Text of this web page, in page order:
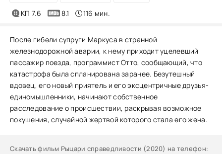
КП 7.6 8.1 116 мин.
После гибели супруги Маркуса в странной
железнодорожной аварии, к нему приходит уцелевший
пассажир поезда, программист Отто, сообщающий, что
катастрофа была спланирована заранее. Безутешный
вдовец, его новый приятель и его эксцентричные друзья-
единомышленники, начинают собственное
расследование о происшествии, раскрывая возможное
покушения, случайной жертвой которого стала его жена.
Скачать фильм Рыцари справедливости (2020) на телефон: